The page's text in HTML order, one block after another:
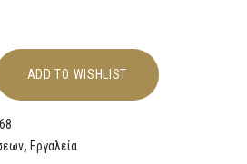
ADD TO WISHLIST
, Εργαλεία